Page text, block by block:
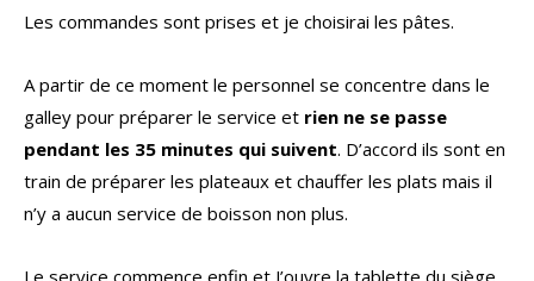
Les commandes sont prises et je choisirai les pâtes.
A partir de ce moment le personnel se concentre dans le
galley pour préparer le service et rien ne se passe
pendant les 35 minutes qui suivent. D’accord ils sont en
train de préparer les plateaux et chauffer les plats mais il
n’y a aucun service de boisson non plus.